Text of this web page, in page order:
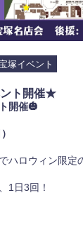
塚イベント
ト開催★
開催🎃
ハロウィン限定
1日3回！